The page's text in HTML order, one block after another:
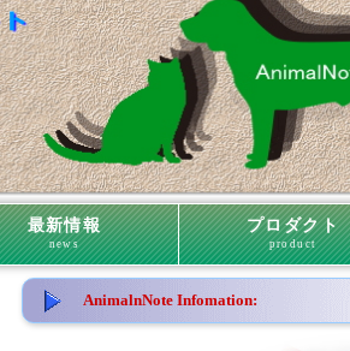
最新情報
news
プロダクト
product
AnimalnNote Infomation: